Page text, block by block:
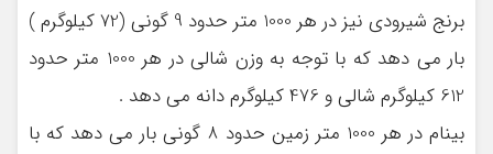
برنج شیرودی نیز در هر 1000 متر حدود 9 گونی (72 کیلوگرم )
بار می دهد که با توجه به وزن شالی در هر 1000 متر حدود
612 کیلوگرم شالی و 476 کیلوگرم دانه می دهد .
بینام در هر 1000 متر زمین حدود 8 گونی بار می دهد که با